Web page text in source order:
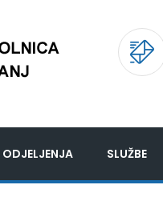
ODJELJENJA SLUŽBE